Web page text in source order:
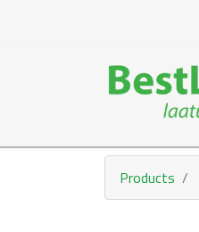
Products